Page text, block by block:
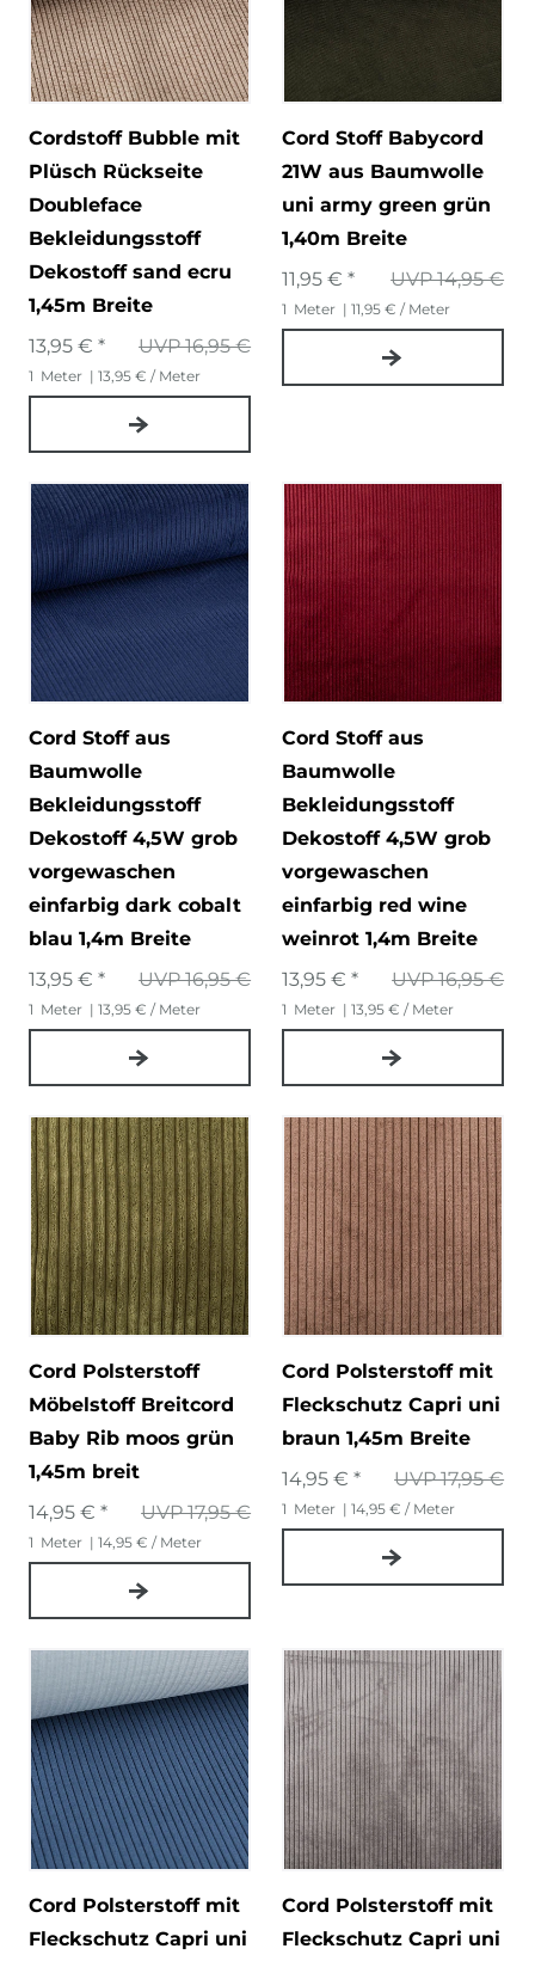
Cordstoff Bubble mit
Plüsch Rückseite
Doubleface
Bekleidungsstoff
Dekostoff sand ecru
1,45m Breite
UVP 16,95 €
13,95 € *
1 Meter | 13,95 € / Meter
Cord Stoff Babycord
21W aus Baumwolle
uni army green grün
1,40m Breite
UVP 14,95 €
11,95 € *
1 Meter | 11,95 € / Meter
Cord Stoff aus
Baumwolle
Bekleidungsstoff
Dekostoff 4,5W grob
vorgewaschen
einfarbig dark cobalt
blau 1,4m Breite
UVP 16,95 €
13,95 € *
1 Meter | 13,95 € / Meter
Cord Stoff aus
Baumwolle
Bekleidungsstoff
Dekostoff 4,5W grob
vorgewaschen
einfarbig red wine
weinrot 1,4m Breite
UVP 16,95 €
13,95 € *
1 Meter | 13,95 € / Meter
Cord Polsterstoff
Möbelstoff Breitcord
Baby Rib moos grün
1,45m breit
UVP 17,95 €
14,95 € *
1 Meter | 14,95 € / Meter
Cord Polsterstoff mit
Fleckschutz Capri uni
braun 1,45m Breite
UVP 17,95 €
14,95 € *
1 Meter | 14,95 € / Meter
Cord Polsterstoff mit
Fleckschutz Capri uni
Cord Polsterstoff mit
Fleckschutz Capri uni